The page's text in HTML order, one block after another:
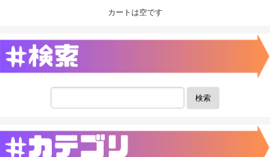
カートは空です
検索